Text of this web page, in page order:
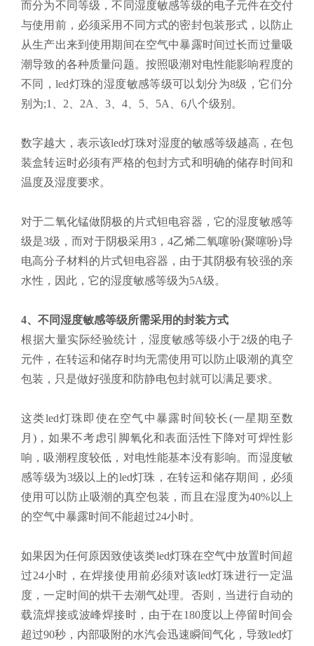
而分为不同等级，不同湿度敏感等级的电子元件在交付
与使用前，必须采用不同方式的密封包装形式，以防止
从生产出来到使用期间在空气中暴露时间过长而过量吸
潮导致的各种质量问题。按照吸潮对电性能影响程度的
不同，led灯珠的湿度敏感等级可以划分为8级，它们分
别为;1、2、2A、3、4、5、5A、6八个级别。
数字越大，表示该led灯珠对湿度的敏感等级越高，在包
装盒转运时必须有严格的包封方式和明确的储存时间和
温度及湿度要求。
对于二氧化锰做阴极的片式钽电容器，它的湿度敏感等
级是3级，而对于阴极采用3，4乙烯二氧噻吩(聚噻吩)导
电高分子材料的片式钽电容器，由于其阴极有较强的亲
水性，因此，它的湿度敏感等级为5A级。
4、不同湿度敏感等级所需采用的封装方式
根据大量实际经验统计，湿度敏感等级小于2级的电子
元件，在转运和储存时均无需使用可以防止吸潮的真空
包装，只是做好强度和防静电包封就可以满足要求。
这类led灯珠即使在空气中暴露时间较长(一星期至数
月)，如果不考虑引脚氧化和表面活性下降对可焊性影
响，吸潮程度较低，对电性能基本没有影响。而湿度敏
感等级为3级以上的led灯珠，在转运和储存期间，必须
使用可以防止吸潮的真空包装，而且在湿度为40%以上
的空气中暴露时间不能超过24小时。
如果因为任何原因致使该类led灯珠在空气中放置时间超
过24小时，在焊接使用前必须对该led灯珠进行一定温
度，一定时间的烘干去潮气处理。否则，当进行自动的
载流焊接或波峰焊接时，由于在180度以上停留时间会
超过90秒，内部吸附的水汽会迅速瞬间气化，导致led灯